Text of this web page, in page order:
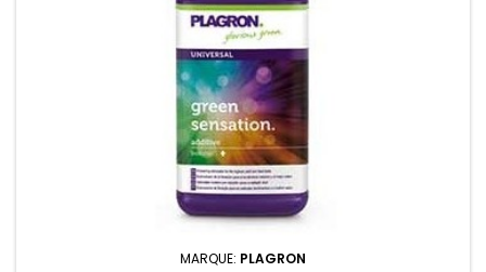
MARQUE: PLAGRON